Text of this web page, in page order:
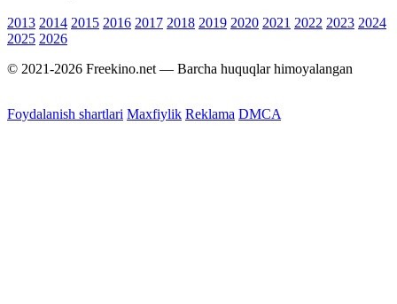
2013 2014 2015 2016 2017 2018 2019 2020 2021 2022 2023 2024
2025 2026
© 2021-2026 Freekino.net — Barcha huquqlar himoyalangan
Foydalanish shartlari Maxfiylik Reklama DMCA